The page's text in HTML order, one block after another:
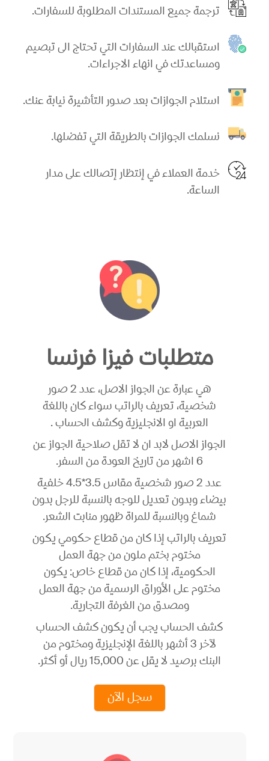
ترجمة جميع المستندات المطلوبة للسفارات.
استقبالك عند السفارات التي تحتاج الى تبصيم
ومساعدتك في انهاء الاجراءات.
استلام الجوازات بعد صدور التأشيرة نيابة عنك.
نسلمك الجوازات بالطريقة التي تفضلها.
خدمة العملاء في إنتظار إتصالك على مدار
الساعة.
متطلبات فيزا فرنسا
هي عبارة عن الجواز الاصل، عدد 2 صور
شخصية، تعريف بالراتب سواء كان باللغة
العربية او الانجليزية وكشف الحساب .
الجواز الاصل لابد ان لا تقل صلاحية الجواز عن
6 اشهر من تاريخ العودة من السفر.
عدد 2 صور شخصية مقاس 3.5*4.5 خلفية
بيضاء وبدون تعديل للوجه بالنسبة للرجل بدون
شماغ وبالنسبة للمراة ظهور منابت الشعر.
تعريف بالراتب إذا كان من قطاع حكومي يكون
مختوم بختم ملون من جهة العمل
الحكومية، إذا كان من قطاع خاص: يكون
مختوم على الأوراق الرسمية من جهة العمل
ومصدق من الغرفة التجارية.
كشف الحساب يجب أن يكون كشف الحساب
لآخر 3 أشهر باللغة الإنجليزية ومختوم من
البنك برصيد لا يقل عن 15,000 ريال أو أكثر.
سجل الآن